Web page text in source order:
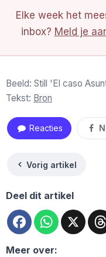
Elke week het
inbox? Meld je
Beeld: Still 'El caso
Tekst: Bron
Reacties
Vorig artikel
Deel dit artikel
Facebook
X
Meer over: